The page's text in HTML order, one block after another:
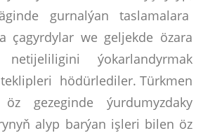
gurnalýan taslamalara
çagyrdylar we geljekde özara
netijeliligini ýokarlandyrmak
hödürlediler. Türkmen
gezeginde ýurdumyzdaky
alyp barýan işleri bilen öz